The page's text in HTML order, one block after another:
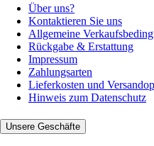
Über uns?
Kontaktieren Sie uns
Allgemeine
Rückgabe & Erstattung
Impressum
Zahlungsarten
Lieferkosten und
Hinweis zum Datenschutz
Unsere Geschäfte